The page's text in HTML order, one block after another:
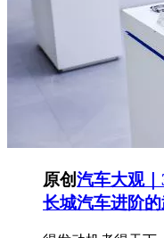
原创汽车大观
长城汽车进阶的